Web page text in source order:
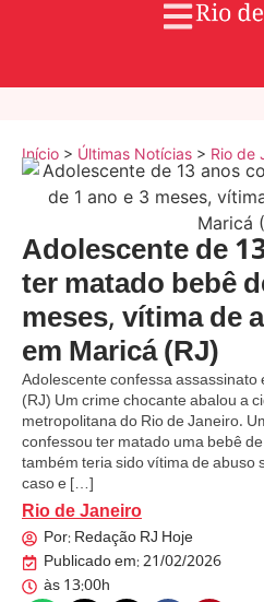
Início > Últimas Notícias > Rio de
Adolescente de
ter matado bebê
meses, vítima de
em Maricá (RJ)
Adolescente confessa
(RJ) Um crime chocante abalou a
metropolitana do Rio de Janeiro.
confessou ter matado uma bebê
também teria sido vítima de abuso
caso e […]
Rio de Janeiro
Por: Redação RJ Hoje
Publicado em:21/02/2026
às13:00h